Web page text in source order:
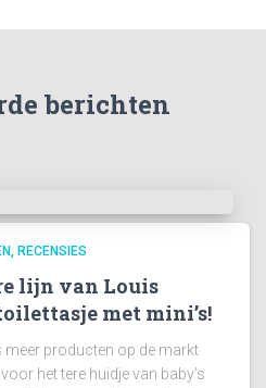
berichten
RECENSIES
lijn van Louis
met mini’s!
meer producten op de markt
het tere huidje van baby’s